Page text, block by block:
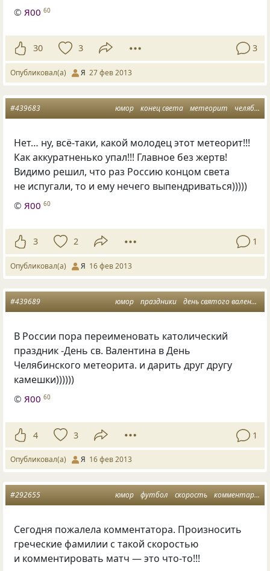
© Я00 60
30 3 3
Опубликовал(а) Я 27 фев 2013
юмор конец света метеорит челябинск
#439683
Нет… ну, всё-таки, какой молодец этот метеорит!!!
Как аккуратненько упал!!! Главное без жертв!
Видимо решил, что раз Россию концом света
не испугали, то и ему нечего выпендриваться)))))
©Я00 60
3 2 1
Опубликовал(а) Я 16 фев 2013
юмор праздники день святого валентина
#439689
В России пора переименовать католический
праздник -День св. Валентина в День
Челябинского метеорита. и дарить друг другу
камешки))))))
©Я00 60
4 3 1
Опубликовал(а) Я 16 фев 2013
юмор футбол скорость комментарии
#292655
Сегодня пожалела комментатора. Произносить
греческие фамилии с такой скоростью
и комментировать матч — это что-то!!!